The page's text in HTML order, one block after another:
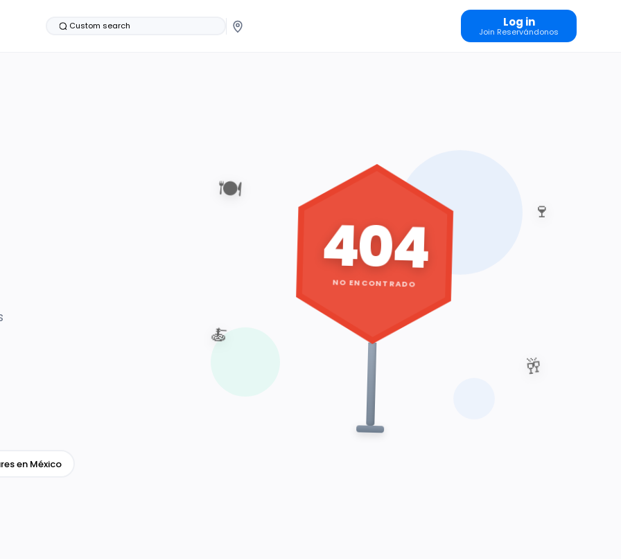
Custom search Log in
Join Reservándonos
en México
🍽️
🍷
🥂
🍝
404
NO ENCONTRADO